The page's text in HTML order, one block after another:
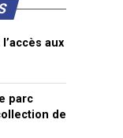
aux
parc
de